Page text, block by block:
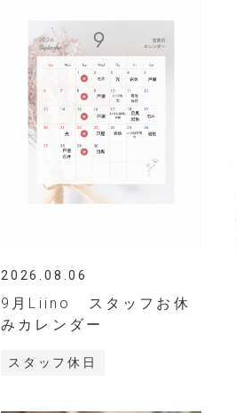
2026.08.06
9月Liino スタッフお休
みカレンダー
スタッフ休日